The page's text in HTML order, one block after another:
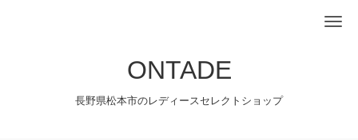
ONTADE
長野県松本市のレディースセレクトショップ